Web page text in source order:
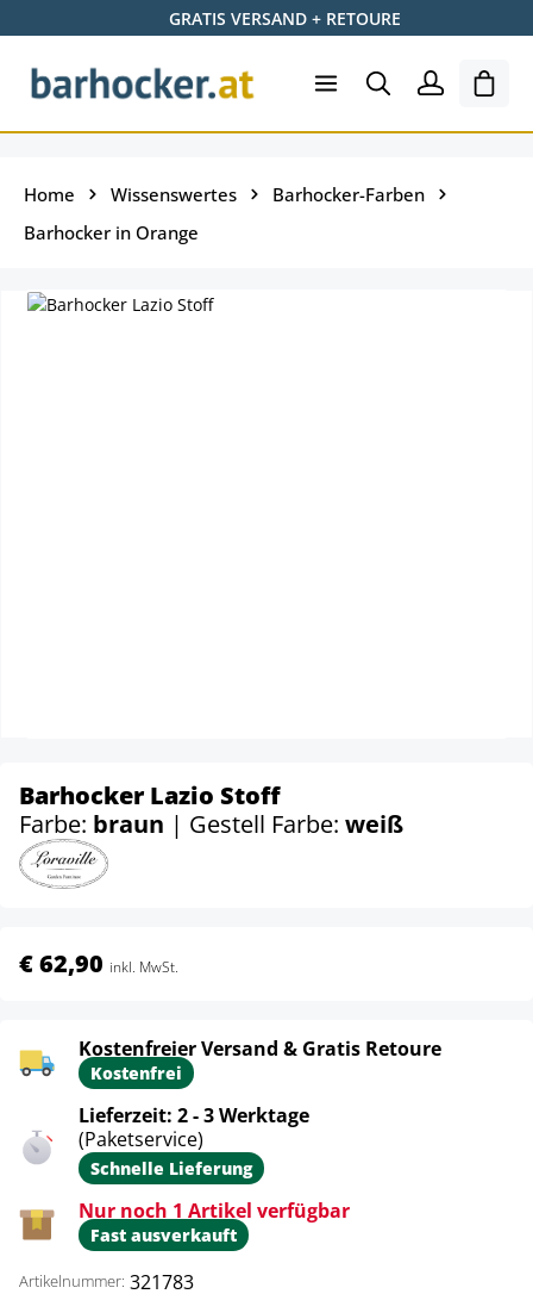
Zum Hauptinhalt springenGRATIS VERSAND + RETOURE
Home Wissenswertes
Barhocker-Farben
Barhocker in Orange
Barhocker Lazio Stoff
Farbe: braun | Gestell Farbe: weiß
€ 62,90 inkl. MwSt.
Kostenfreier Versand & Gratis Retoure
Kostenfrei
Lieferzeit: 2 - 3 Werktage
(Paketservice)
Schnelle Lieferung
Nur noch 1 Artikel verfügbar
Fast ausverkauft
Artikelnummer: 321783